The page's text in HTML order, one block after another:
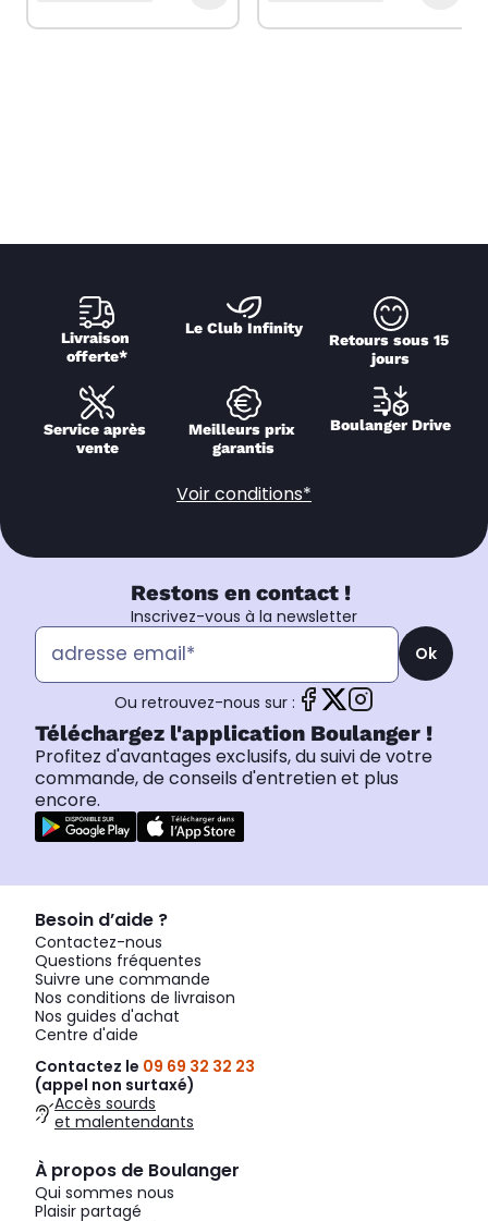
Livraison
offerte*
Le Club Infinity
Retours sous 15
jours
Service après
vente
Meilleurs prix
garantis
Boulanger Drive
Voir conditions*
Restons en contact !
Inscrivez-vous à la newsletter
Ok
Ou retrouvez-nous sur :
Téléchargez l'application Boulanger !
Profitez d'avantages exclusifs, du suivi de votre
commande, de conseils d'entretien et plus
encore.
Besoin d’aide ?
Contactez-nous
Questions fréquentes
Suivre une commande
Nos conditions de livraison
Nos guides d'achat
Centre d'aide
Contactez le 09 69 32 32 23
(appel non surtaxé)
Accès sourds
et malentendants
À propos de Boulanger
Qui sommes nous
Plaisir partagé